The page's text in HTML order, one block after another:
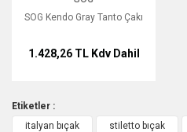
SOG Kendo Gray Tanto Çakı
1.428,26 TL Kdv Dahil
Etiketler :
italyan bıçak
stiletto bıçak